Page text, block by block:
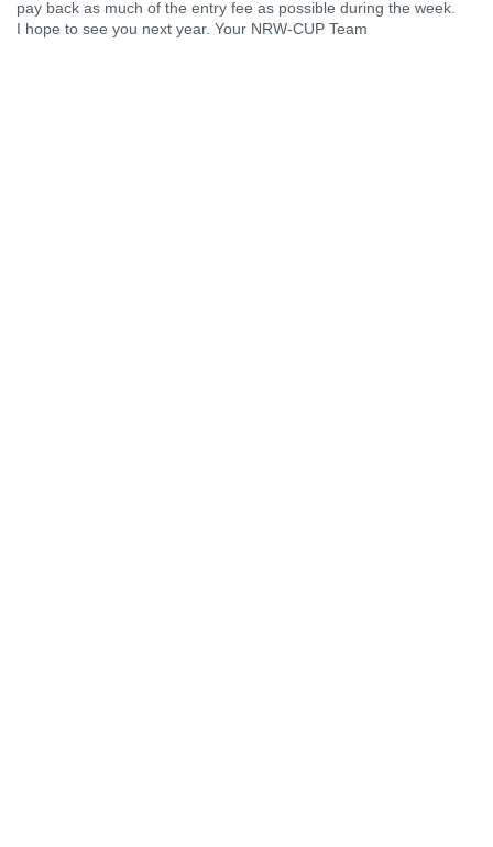
pay back as much of the entry fee as possible during the week.
I hope to see you next year. Your NRW-CUP Team